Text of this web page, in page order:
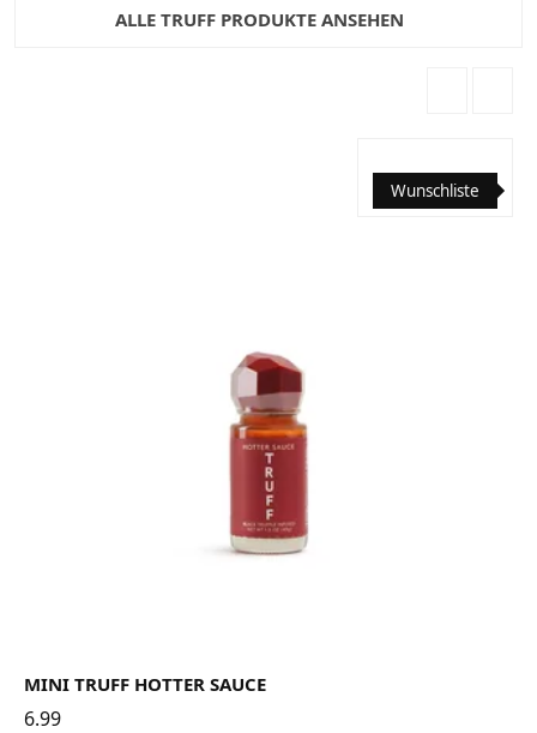
ALLE TRUFF PRODUKTE ANSEHEN
Wunschliste
MINI TRUFF HOTTER SAUCE
6.99